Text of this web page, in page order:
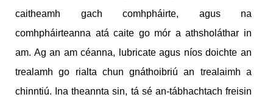
caitheamh gach comhpháirte, agus na
comhpháirteanna atá caite go mór a athsholáthar in
am. Ag an am céanna, lubricate agus níos doichte an
trealamh go rialta chun gnáthoibriú an trealaimh a
chinntiú. Ina theannta sin, tá sé an-tábhachtach freisin